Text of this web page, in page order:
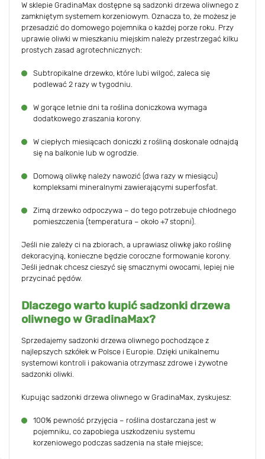
W sklepie GradinaMax dostępne są sadzonki drzewa oliwnego z
zamkniętym systemem korzeniowym. Oznacza to, że możesz je
przesadzić do domowego pojemnika o każdej porze roku. Przy
uprawie oliwki w mieszkaniu miejskim należy przestrzegać kilku
prostych zasad agrotechnicznych:
Subtropikalne drzewko, które lubi wilgoć, zaleca się
podlewać 2 razy w tygodniu.
W gorące letnie dni ta roślina doniczkowa wymaga
dodatkowego zraszania korony.
W ciepłych miesiącach doniczki z rośliną doskonale odnajdą
się na balkonie lub w ogrodzie.
Domową oliwkę należy nawozić (dwa razy w miesiącu)
kompleksami mineralnymi zawierającymi superfosfat.
Zimą drzewko odpoczywa – do tego potrzebuje chłodnego
pomieszczenia (temperatura – około +7 stopni).
Jeśli nie zależy ci na zbiorach, a uprawiasz oliwkę jako roślinę
dekoracyjną, konieczne będzie coroczne formowanie korony.
Jeśli jednak chcesz cieszyć się smacznymi owocami, lepiej nie
przycinać pędów.
Dlaczego warto kupić sadzonki drzewa
oliwnego w GradinaMax?
Sprzedajemy sadzonki drzewa oliwnego pochodzące z
najlepszych szkółek w Polsce i Europie. Dzięki unikalnemu
systemowi kontroli i pakowania otrzymasz zdrowe i żywotne
sadzonki oliwki.
Kupując sadzonki drzewa oliwnego w GradinaMax, zyskujesz:
100% pewność przyjęcia – roślina dostarczana jest w
pojemniku, co zapobiega uszkodzeniu systemu
korzeniowego podczas sadzenia na stałe miejsce;